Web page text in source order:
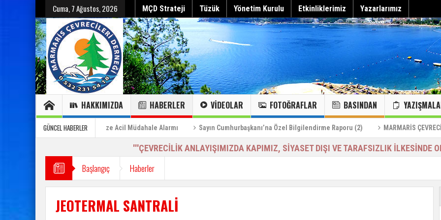
Cuma, 7 Ağustos, 2026 MÇD Strateji Tüzük Yönetim Kurulu Etkinliklerimiz Yazarlarımız
HAKKIMIZDA HABERLER VIDEOLAR FOTOĞRAFLAR BASINDAN
GÜNCEL HABERLER
Can Çekişen Körfeze Acil Müdahale Alarmı Sayın Cumhurbaşkanı’na Özel Bilgilendirme Raporu (2) MARMARİS ÇEVRECİLERİ
'''ÇEVRECİLİK ANLAYIŞIMIZDA KAPIMIZ, SİYASET DIŞI VE TARAFSIZLIK İLKESİNDE
Başlangıç Haberler
JEOTERMAL SANTRALİ